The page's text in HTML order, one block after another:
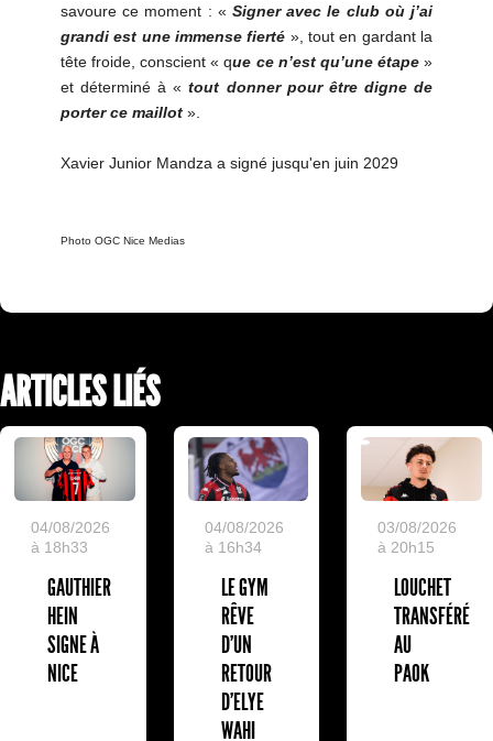
savoure ce moment : « Signer avec le club où j’ai
grandi est une immense fierté », tout en gardant la
tête froide, conscient « que ce n’est qu’une étape»
et déterminé à «tout donner pour être digne de
porter ce maillot ».
Xavier Junior Mandza a signé jusqu'en juin 2029
Photo OGC Nice Medias
ARTICLES LIÉS
04/08/2026
à 18h33
GAUTHIER
HEIN
SIGNE À
NICE
04/08/2026
à 16h34
LE GYM
RÊVE
D’UN
RETOUR
D’ELYE
WAHI
03/08/2026
à 20h15
LOUCHET
TRANSFÉRÉ
AU
PAOK